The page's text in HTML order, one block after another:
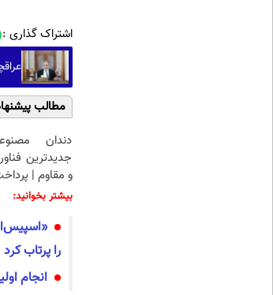
اشتراک گذاری :
مطالب
دندان
جدیدترین
و مقاوم |
بیشتر بخوانید:
را پرتاب کرد
انجام